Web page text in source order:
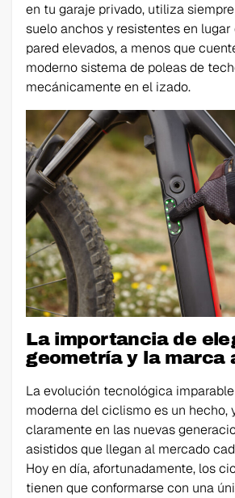
en tu garaje privado, utiliza
suelo anchos y resistentes en
pared elevados, a menos que
moderno sistema de poleas de
mecánicamente en el izado.
La importancia de
geometría y la marca
La evolución tecnológica
moderna del ciclismo es un hecho,
claramente en las nuevas
asistidos que llegan al mercado
Hoy en día, afortunadamente, los
tienen que conformarse con una